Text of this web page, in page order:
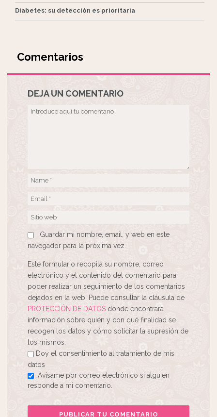
Diabetes: su detección es prioritaria
Comentarios
DEJA UN COMENTARIO
Guardar mi nombre, email, y web en este
navegador para la próxima vez.
Este formulario recopila su nombre, correo
electrónico y el contenido del comentario para
poder realizar un seguimiento de los comentarios
dejados en la web. Puede consultar la cláusula de
PROTECCIÓN DE DATOS donde encontrará
información sobre quién y con qué finalidad se
recogen los datos y cómo solicitar la supresión de
los mismos.
Doy el consentimiento al tratamiento de mis
datos
Avísame por correo electrónico si alguien
responde a mi comentario.